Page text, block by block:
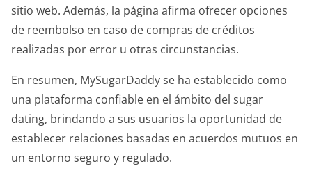
sitio web. Además, la página afirma ofrecer opciones
de reembolso en caso de compras de créditos
realizadas por error u otras circunstancias.
En resumen, MySugarDaddy se ha establecido como
una plataforma confiable en el ámbito del sugar
dating, brindando a sus usuarios la oportunidad de
establecer relaciones basadas en acuerdos mutuos en
un entorno seguro y regulado.